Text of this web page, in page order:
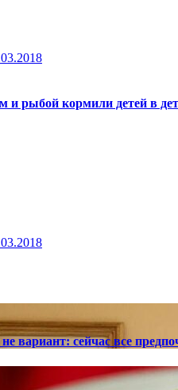
и рыбой кормили детей в
вариант: сейчас все